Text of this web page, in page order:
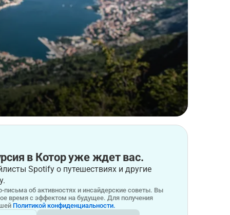
в Котор уже ждет вас.
Spotify о путешествиях и другие
об активностях и инсайдерские советы. Вы
время с эффектом на будущее. Для получения
Политикой конфиденциальности.